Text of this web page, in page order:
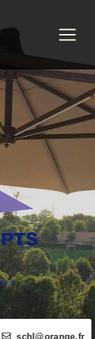
schl@orange.fr